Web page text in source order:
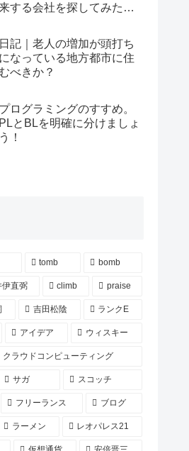
する会社を探してみた…
日記｜老人の増加が頭打ち
になっている地方都市に住
むべきか？
プログラミングのすすめ。
PLとBLを明確に分けましょ
う！
tomb bomb
伊直弼 climb praise
吉田松陰 ランクE
アイデア ウィスキー
クラウドコンピューティング
サガ スコッチ
フリーランス ブログ
ラーメン レオパレス21